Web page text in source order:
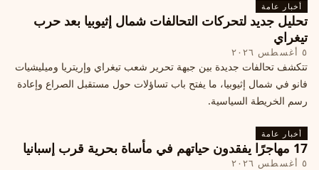
أخبار عامة
تحليل جديد لتحركات التحالفات شمال إثيوبيا بعد حرب
تيغراي
٥ أغسطس ٢٠٢٦
تتكشف تحالفات جديدة بين جبهة تحرير شعب تيغراي وإريتريا وميليشيات
فانو في شمال إثيوبيا، ما يفتح باب تساؤلات حول مستقبل الصراع وإعادة
رسم الخريطة السياسية.
أخبار عامة
17 مهاجرًا يفقدون حياتهم في مأساة بحرية قرب إسبانيا
٥ أغسطس ٢٠٢٦